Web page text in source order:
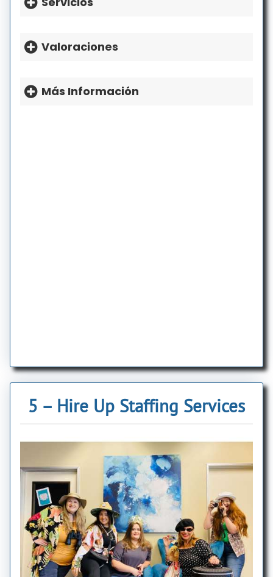
Jueves: 8a.m.-5p.m.
Sábado: Cerrado
Domingo: Cerrado
Valoraciones
Más Información
5 – Hire Up Staffing Services